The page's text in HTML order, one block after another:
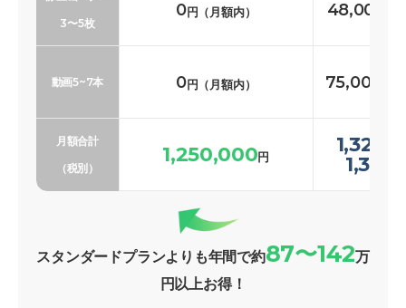
3〜5枚
0円（月額内） 48,000
動画5~7本 0円（月額内） 75,000〜
月額合計
（税別）
1,250,000円
スタンダードプランよりも年間で約87〜142万
円以上お得！